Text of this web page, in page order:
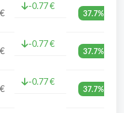
-0.77 €
37.7%
-0.77 €
37.7%
-0.77 €
37.7%